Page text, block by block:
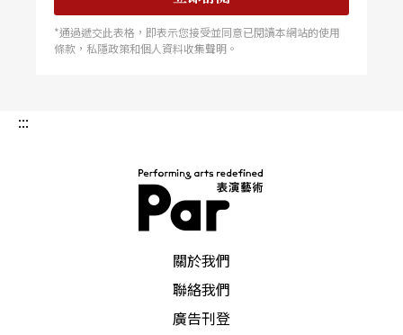
*通過遞交此表格，即表示您接受並同意已閱讀本網站的使用
條款，私隱政策和個人資料收集聲明。
:::
關於我們
聯絡我們
廣告刊登